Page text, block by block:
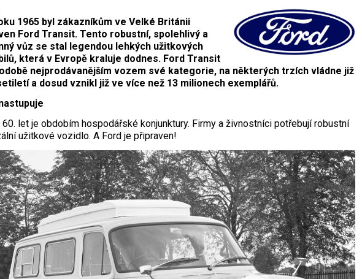
1965 byl zákazníkům ve Velké Británii
Ford Transit. Tento robustní, spolehlivý a
vůz se stal legendou lehkých užitkových
která v Evropě kraluje dodnes. Ford Transit
nejprodávanějším vozem své kategorie, na některých trzích vládne již
a dosud vznikl již ve více než 13 milionech exemplářů.
60. let je obdobím hospodářské konjunktury. Firmy a živnostníci potřebují robustní
užitkové vozidlo. A Ford je připraven!